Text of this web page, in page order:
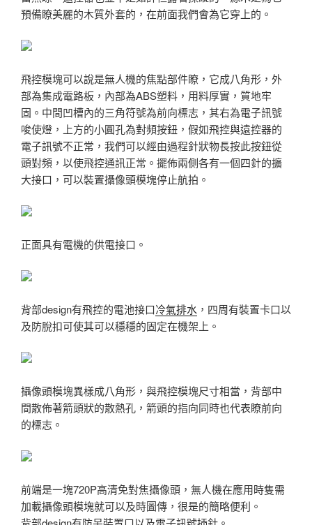
預備瞭美麗的木質外套的，在前面我們會為它穿上的。
飛控模塊可以說是無人機的焦點部件瞭，它成八角形，外
部為集成電路板，內部為ABS塑料，用料厚實，質地牢
固。中間凹槽內的三角符號為前向標志，其右為電子訊號
唆使燈，上方的小圓孔為對頻按鈕，假如飛控與遠控器的
電子訊號不正常，我們可以經由過程針狀物長按此按鈕從
頭對頻，以使飛控通訊正常。擺佈兩側各有一個四針的擴
大接口，可以裝置攝像頭模塊停止航拍。
正面具有電機的供電接口。
背部design有飛控的電池接口冷氣排水 ，四周有裝置卡口以
及防脫扣可使其可以穩穩的固定在機架上。
攝像頭模塊異樣成八角形，與飛控模塊尺寸相當，背部中
間散佈著箭頭狀的散熱孔，箭頭的指向同時也代表瞭前向
的標志。
前端是一塊720P高清免對焦攝像頭，無人機在應用時隻需
加載攝像頭模塊就可以及時圖傳，很是的簡略便利。